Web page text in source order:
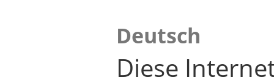
Deutsch
Diese